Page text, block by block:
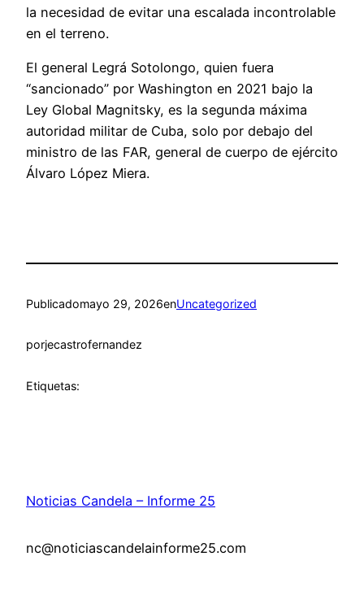
la necesidad de evitar una escalada incontrolable
en el terreno.
El general Legrá Sotolongo, quien fuera
“sancionado” por Washington en 2021 bajo la
Ley Global Magnitsky, es la segunda máxima
autoridad militar de Cuba, solo por debajo del
ministro de las FAR, general de cuerpo de ejército
Álvaro López Miera.
Publicadomayo 29, 2026enUncategorized
porjecastrofernandez
Etiquetas:
Noticias Candela – Informe 25
nc@noticiascandelainforme25.com